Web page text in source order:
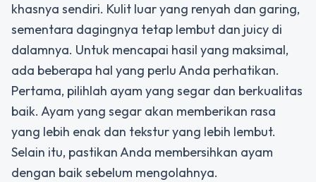
khasnya sendiri. Kulit luar yang renyah dan garing,
sementara dagingnya tetap lembut dan juicy di
dalamnya. Untuk mencapai hasil yang maksimal,
ada beberapa hal yang perlu Anda perhatikan.
Pertama, pilihlah ayam yang segar dan berkualitas
baik. Ayam yang segar akan memberikan rasa
yang lebih enak dan tekstur yang lebih lembut.
Selain itu, pastikan Anda membersihkan ayam
dengan baik sebelum mengolahnya.